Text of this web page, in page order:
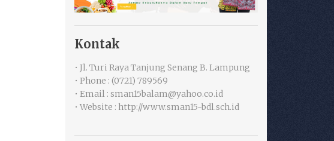
Kontak
• Jl. Turi Raya Tanjung Senang B. Lampung
• Phone : (0721) 789569
• Email : sman15balam@yahoo.co.id
• Website : http://www.sman15-bdl.sch.id